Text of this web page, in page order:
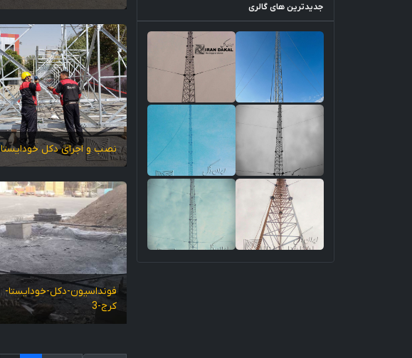
جديدترين های گالری
نصب و اجرای دکل خودایستا
فونداسیون-دکل-خودایستا-
کرج-3